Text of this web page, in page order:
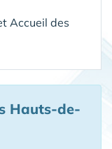
Accueil des
Hauts-de-